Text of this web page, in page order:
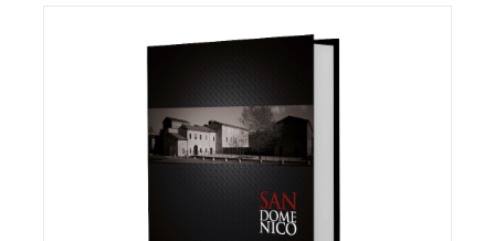
AGGIUNGI AL CARRELLO /